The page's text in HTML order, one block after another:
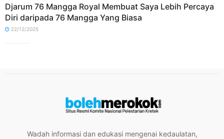
Djarum 76 Mangga Royal Membuat Saya Lebih Percaya
Diri daripada 76 Mangga Yang Biasa
22/12/2025
Wadah informasi dan edukasi mengenai kedaulatan,